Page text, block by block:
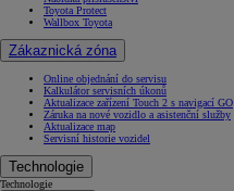
Toyota Protect
Wallbox Toyota
Zákaznická zóna
Online objednání do servisu
Kalkulátor servisních úkonů
Aktualizace zařízení Touch 2 s navigací GO
Záruka na nové vozidlo a asistenční služby
Aktualizace map
Servisní historie vozidel
Technologie
Technologie